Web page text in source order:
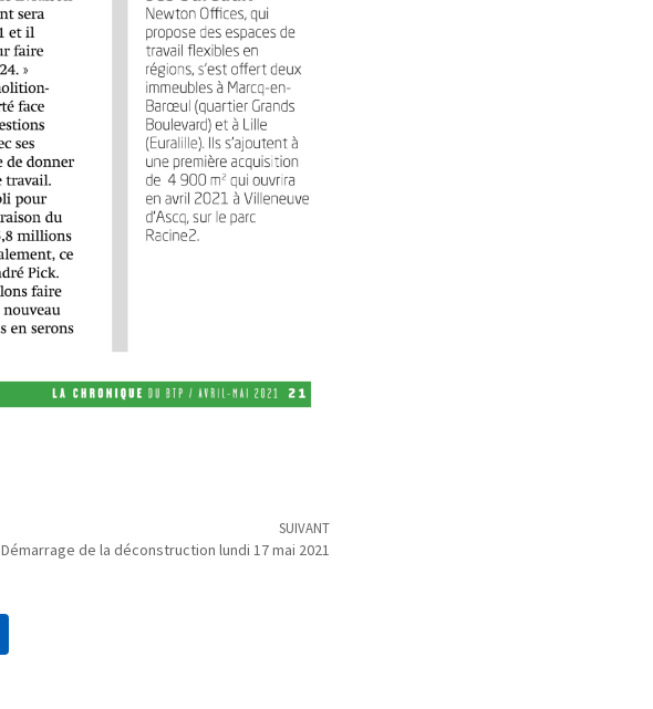
SUIVANT
Démarrage de la déconstruction lundi 17 mai 2021